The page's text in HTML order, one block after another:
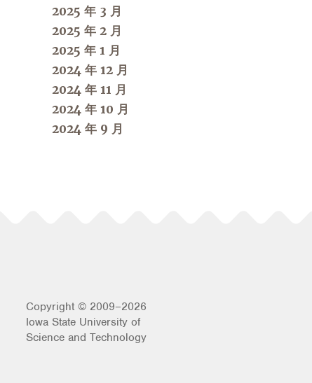
2025 年 3 月
2025 年 2 月
2025 年 1 月
2024 年 12 月
2024 年 11 月
2024 年 10 月
2024 年 9 月
Copyright © 2009–2026
Iowa State University of
Science and Technology